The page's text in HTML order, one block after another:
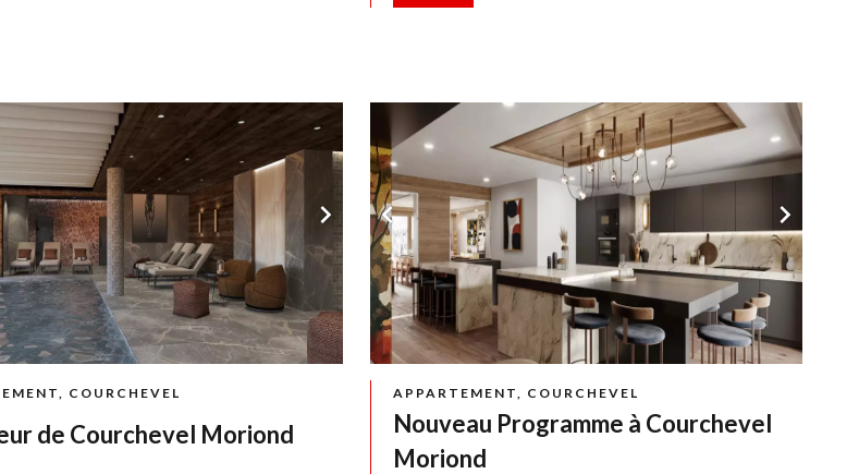
COURCHEVEL
de Courchevel Moriond
APPARTEMENT, COURCHEVEL
Nouveau Programme à Courchevel
Moriond